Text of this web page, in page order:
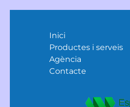
Inici
Productes i serveis
Agència
Contacte